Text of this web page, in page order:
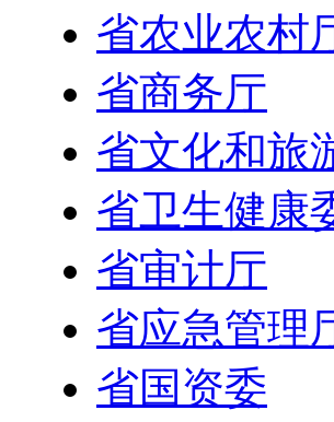
省农业农村
省商务厅
省文化和旅
省卫生健康
省审计厅
省应急管理
省国资委